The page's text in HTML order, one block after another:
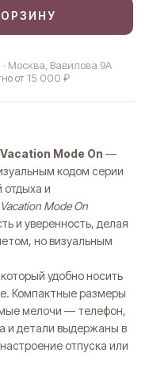
· Москва, Вавилова 9А
от 15 000 ₽
Mode On —
кодом серии
отдыха и
Vacation Mode On
и уверенность, делая
но визуальным
удобно носить
Компактные размеры
мелочи — телефон,
и детали выдержаны в
отпуска или
покупки картой
платежами раз